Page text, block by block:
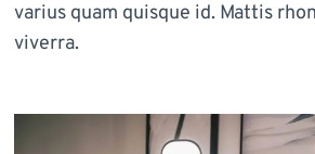
varius quam quisque id. Mattis
viverra.